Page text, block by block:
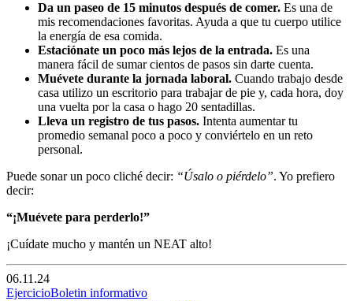
Da un paseo de 15 minutos después de comer. Es una de
mis recomendaciones favoritas. Ayuda a que tu cuerpo utilice
la energía de esa comida.
Estaciónate un poco más lejos de la entrada. Es una
manera fácil de sumar cientos de pasos sin darte cuenta.
Muévete durante la jornada laboral. Cuando trabajo desde
casa utilizo un escritorio para trabajar de pie y, cada hora, doy
una vuelta por la casa o hago 20 sentadillas.
Lleva un registro de tus pasos. Intenta aumentar tu
promedio semanal poco a poco y conviértelo en un reto
personal.
Puede sonar un poco cliché decir: “Úsalo o piérdelo”. Yo prefiero
decir:
“¡Muévete para perderlo!”
¡Cuídate mucho y mantén un NEAT alto!
06.11.24
EjercicioBoletin informativo